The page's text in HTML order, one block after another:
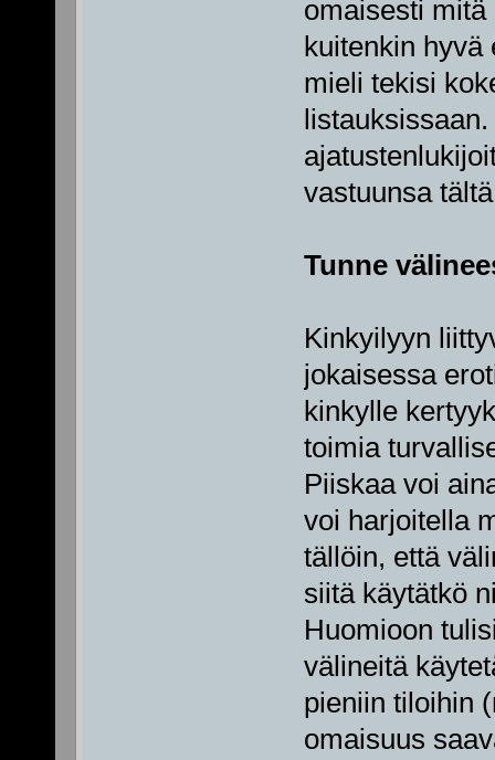
omaisesti mitä
kuitenkin
mieli tekisi
vastuunsa
Tunne
Kinkyilyyn
jokaisessa
kinkylle
toimia
Piiskaa voi
voi harjoitella
tällöin, että
siitä käytätkö
Huomioon
välineitä
pieniin tiloihin
omaisuus